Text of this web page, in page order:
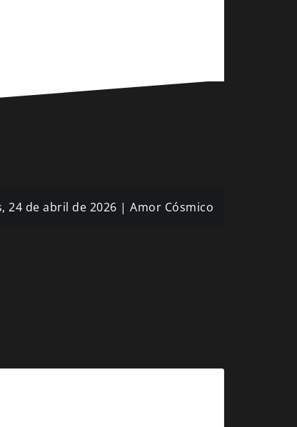
24 de abril de 2026 | Amor Cósmico